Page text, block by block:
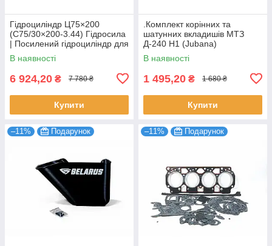
Гідроциліндр Ц75×200
(С75/30×200-3.44) Гідросила
| Посилений гідроциліндр для
МТЗ, ЮМЗ, Т-40
В наявності
6 924,20 ₴ 7 780 ₴
Купити
.Комплект корінних та
шатунних вкладишів МТЗ
Д-240 Н1 (Jubana)
В наявності
1 495,20 ₴ 1 680 ₴
Купити
–11% Подарунок –11% Подарунок